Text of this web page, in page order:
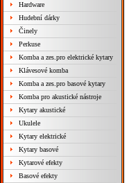
Hardware
Hudební dárky
Činely
Perkuse
Komba a zes.pro elektrické kytary
Klávesové komba
Komba a zes.pro basové kytary
Komba pro akustické nástroje
Kytary akustické
Ukulele
Kytary elektrické
Kytary basové
Kytarové efekty
Basové efekty